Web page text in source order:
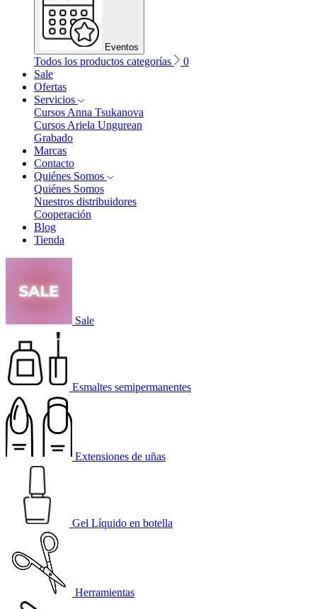
Eventos
Todos los productos categorías
0
Sale
Ofertas
Servicios
Cursos Anna Tsukanova
Cursos Ariela Ungurean
Grabado
Marcas
Contacto
Quiénes Somos
Quiénes Somos
Nuestros distribuidores
Cooperación
Blog
Tienda
Sale
Esmaltes semipermanentes
Extensiones de uñas
Gel Líquido en botella
Herramientas